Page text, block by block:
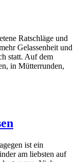
Ratschläge und
Gelassenheit und
statt. Auf dem
in Mütterrunden,
ist ein
am liebsten auf